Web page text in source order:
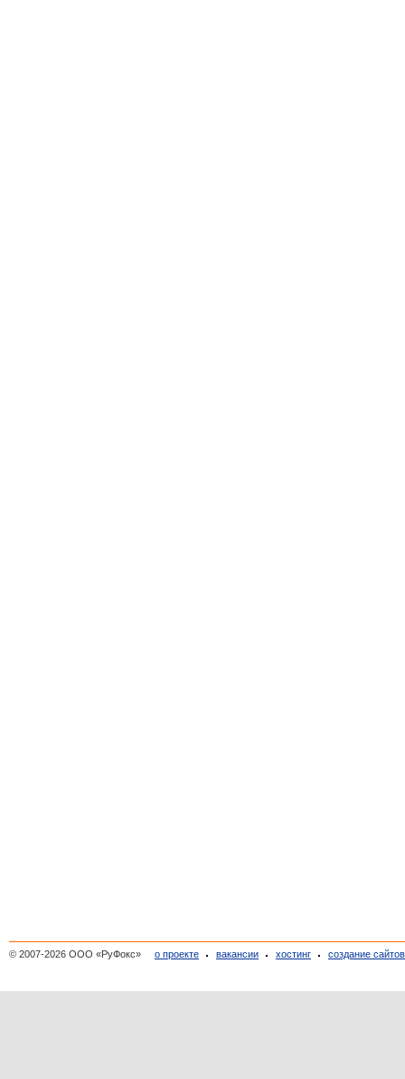
© 2007-2026 ООО «РуФокс» о проекте вакансии хостинг создание сайтов